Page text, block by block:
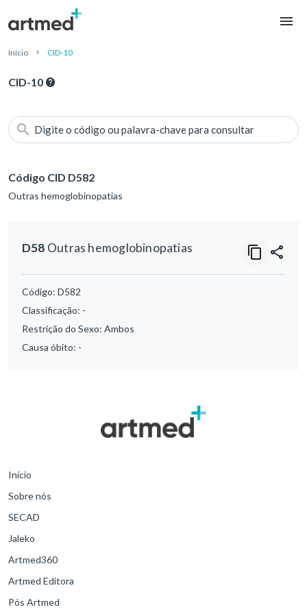
Início CID-10
CID-10
Digite o código ou palavra-chave para consultar
Código CID D582
Outras hemoglobinopatias
D58 Outras hemoglobinopatias
Código: D582
Classificação: -
Restrição do Sexo: Ambos
Causa óbito: -
Início
Sobre nós
SECAD
Jaleko
Artmed360
Artmed Editora
Pós Artmed